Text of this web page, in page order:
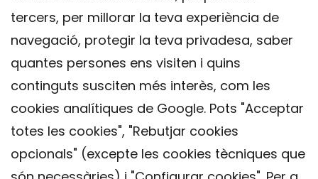
tercers, per millorar la teva experiència de
navegació, protegir la teva privadesa, saber
quantes persones ens visiten i quins
continguts susciten més interès, com les
cookies analítiques de Google. Pots "Acceptar
totes les cookies", "Rebutjar cookies
opcionals" (excepte les cookies tècniques que
Contacte